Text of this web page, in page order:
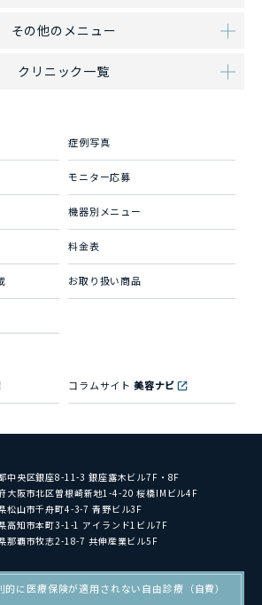
その他のメニュー
クリニック一覧
症例写真
モニター応募
機器別メニュー
料金表
お取り扱い商品
コラムサイト 美容ナビ
中央区銀座8-11-3 銀座露木ビル7F・8F
大阪市北区曽根崎新地1-4-20 桜橋IMビル4F
松山市千舟町4-3-7 青野ビル3F
高知市本町3-1-1 アイランド1ビル7F
那覇市牧志2-18-7 共伸産業ビル5F
に医療保険が適用されない自由診療（自費）